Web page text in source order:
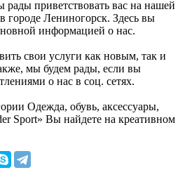
приветствовать вас на нашей
городе Лениногорск. Здесь вы
информацией о нас.
свои услуги как новым, так и
мы будем рады, если вы
о нас в соц. сетях.
Одежда, обувь, аксессуары,
Sport» Вы найдете на креативном